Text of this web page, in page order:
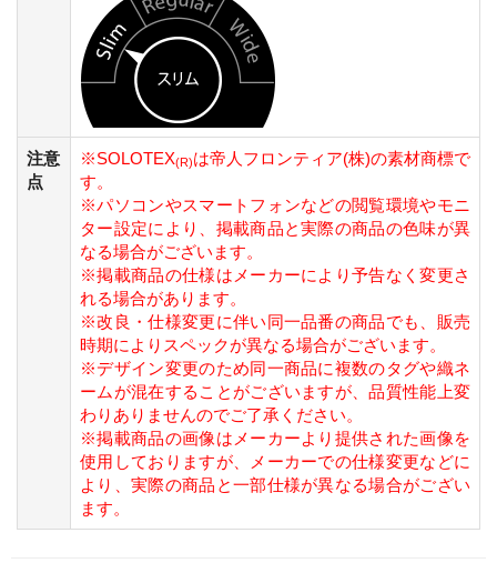
注意
点
※SOLOTEX(R)は帝人フロンティア(株)の素材商標で
す。
※パソコンやスマートフォンなどの閲覧環境やモニ
ター設定により、掲載商品と実際の商品の色味が異
なる場合がございます。
※掲載商品の仕様はメーカーにより予告なく変更さ
れる場合があります。
※改良・仕様変更に伴い同一品番の商品でも、販売
時期によりスペックが異なる場合がございます。
※デザイン変更のため同一商品に複数のタグや織ネ
ームが混在することがございますが、品質性能上変
わりありませんのでご了承ください。
※掲載商品の画像はメーカーより提供された画像を
使用しておりますが、メーカーでの仕様変更などに
より、実際の商品と一部仕様が異なる場合がござい
ます。